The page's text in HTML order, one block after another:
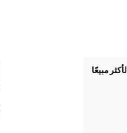
الأكثر مبيعًا